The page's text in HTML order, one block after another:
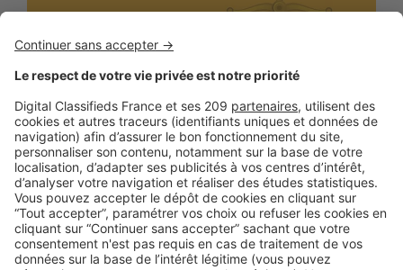
AU QUOTIDIEN
5 conseils pour renégocier un mandat
en portefeuille trop cher
Un bien proposé au-dessus des prix du marché se vendra
difficilement... Mais comment faire comprendre cette réalité
...